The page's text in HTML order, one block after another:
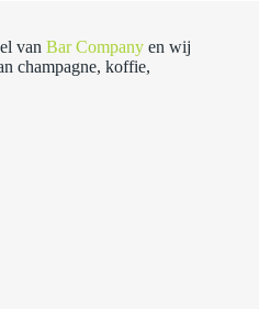
van Bar Company en wij
champagne, koffie,